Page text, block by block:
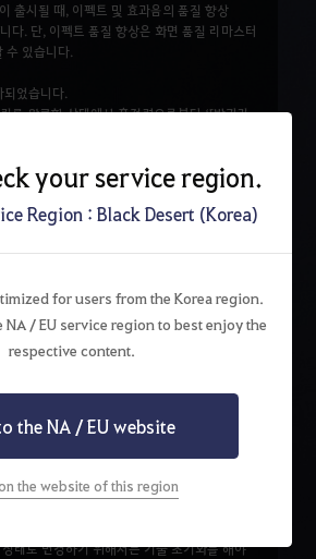
your service region.
Region : Black Desert (Korea)
for users from the Korea region.
NA / EU service region to best enjoy the
respective content.
the NA / EU website
the website of this region
출시될 때, 이펙트 및 효과음의 품질 향상
다. 단, 이펙트 품질 향상은 화면 품질 리마스터
수 있습니다.
었습니다.
를 완료한 상태에서 흑정령으로부터 ‘[발키리
니다.
맹세 기술을 배움으로써, 랜시아가 아닌
술을 더욱 강화할 수 있습니다.
각성무기 이외에 전승 탭이 추가되었습니다.
기 탭 기술은 동시에 사용 할 수 있습니다.
은 진 기술을 배울 수 없습니다.
은 진 기술을 사용 할 수 있습니다.
전승/각성을 선택 할 수 있습니다.
시 각성 기술의 기술 특화가 초기화됩니다.
태로 변경하기 위해서는 기술 초기화를 해야